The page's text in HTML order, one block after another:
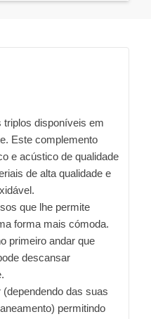
triplos disponíveis em
Este complemento
e acústico de qualidade
de alta qualidade e
que lhe permite
forma mais cómoda.
primeiro andar que
descansar
(dependendo das suas
permitindo